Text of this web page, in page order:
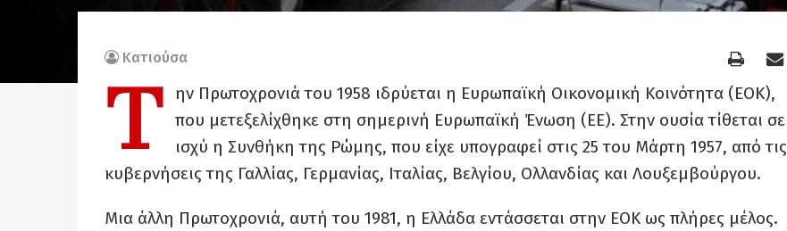
Κατιούσα
Τ
ην Πρωτοχρονιά του 1958 ιδρύεται η Ευρωπαϊκή Οικονομική Κοινότητα (ΕΟΚ),
που μετεξελίχθηκε στη σημερινή Ευρωπαϊκή Ένωση (ΕΕ). Στην ουσία τίθεται σε
ισχύ η Συνθήκη της Ρώμης, που είχε υπογραφεί στις 25 του Μάρτη 1957, από τις
κυβερνήσεις της Γαλλίας, Γερμανίας, Ιταλίας, Βελγίου, Ολλανδίας και Λουξεμβούργου.
Μια άλλη Πρωτοχρονιά, αυτή του 1981, η Ελλάδα εντάσσεται στην ΕΟΚ ως πλήρες μέλος.